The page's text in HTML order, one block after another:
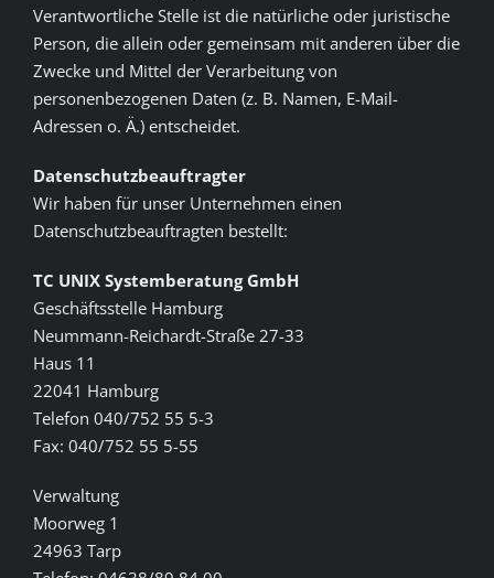
Verantwortliche Stelle ist die natürliche oder juristische
Person, die allein oder gemeinsam mit anderen über die
Zwecke und Mittel der Verarbeitung von
personenbezogenen Daten (z. B. Namen, E-Mail-
Adressen o. Ä.) entscheidet.
Datenschutzbeauftragter
Wir haben für unser Unternehmen einen
Datenschutzbeauftragten bestellt:
TC UNIX Systemberatung GmbH
Geschäftsstelle Hamburg
Neummann-Reichardt-Straße 27-33
Haus 11
22041 Hamburg
Telefon 040/752 55 5-3
Fax: 040/752 55 5-55
Verwaltung
Moorweg 1
24963 Tarp